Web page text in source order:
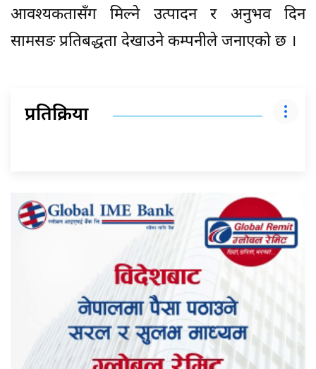
आवश्यकतासँग मिल्ने उत्पादन र अनुभव दिन
सामसङ प्रतिबद्धता देखाउने कम्पनीले जनाएको छ ।
प्रतिक्रिया